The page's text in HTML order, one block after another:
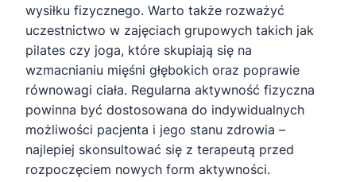
wysiłku fizycznego. Warto także rozważyć
uczestnictwo w zajęciach grupowych takich jak
pilates czy joga, które skupiają się na
wzmacnianiu mięśni głębokich oraz poprawie
równowagi ciała. Regularna aktywność fizyczna
powinna być dostosowana do indywidualnych
możliwości pacjenta i jego stanu zdrowia –
najlepiej skonsultować się z terapeutą przed
rozpoczęciem nowych form aktywności.